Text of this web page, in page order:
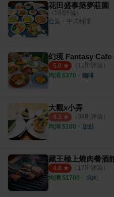
花田盛事築夢莊園
（ 5則評論）
合菜 ・ 中式料理
幻境 Fantasy Cafe
5.0 （ 11 則評論）
均消 $370 ・ 咖啡
大觀x小弄
4.3 （ 38則評論）
均消 $100 ・ 甜點
藏王極上燒肉餐酒
4.8 （ 17則評論）
均消 $1700 ・ 燒肉